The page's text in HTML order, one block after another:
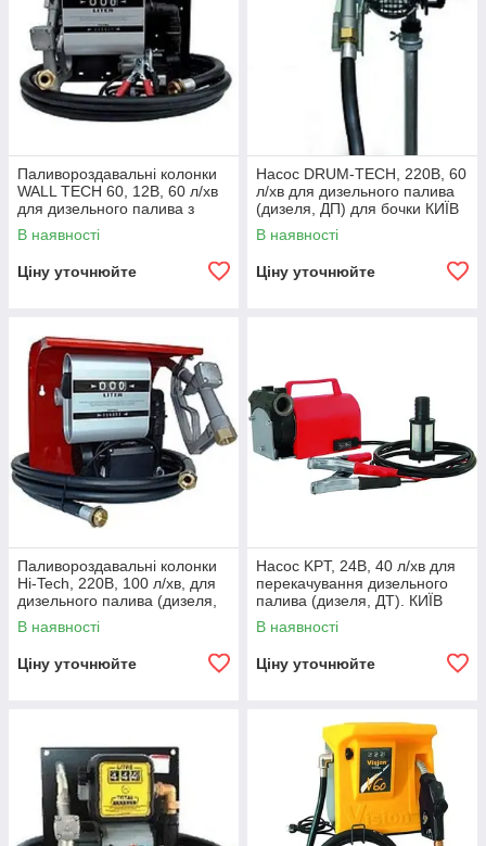
Паливороздавальні колонки
WALL TECH 60, 12В, 60 л/хв
для дизельного палива з
витратоміром КИЇВ
В наявності
Ціну уточнюйте
Насос DRUM-TECH, 220В, 60
л/хв для дизельного палива
(дизеля, ДП) для бочки КИЇВ
В наявності
Ціну уточнюйте
Паливороздавальні колонки
Hi-Tech, 220В, 100 л/хв, для
дизельного палива (дизеля,
ДТ) з лічильником КИЇВ
В наявності
Ціну уточнюйте
Насос KPT, 24В, 40 л/хв для
перекачування дизельного
палива (дизеля, ДТ). КИЇВ
В наявності
Ціну уточнюйте